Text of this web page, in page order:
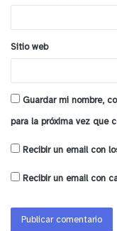
*
Sitio web
Guardar mi nombre,
para la próxima vez que
Recibir un email con
Recibir un email con